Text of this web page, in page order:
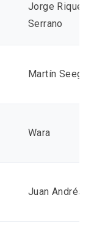
Jorge
Serrano
Martín Seeger
Wara
Juan Andrés